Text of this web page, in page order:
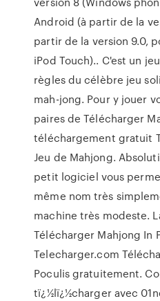
Android (à partir de la
partir de la version 9.0,
iPod Touch).. C'est un
règles du célèbre jeu
mah-jong. Pour y jouer
paires de Télécharger
téléchargement gratuit
Jeu de Mahjong.
petit logiciel vous
même nom très
machine très modeste.
Télécharger Mahjong In
Telecharger.com
Poculis gratuitement.
tï¿½lï¿½charger avec